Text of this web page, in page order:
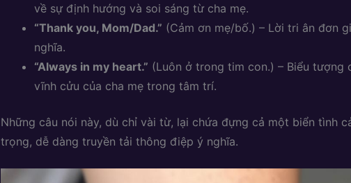
về sự định hướng và soi sáng từ cha mẹ.
“Thank you, Mom/Dad.” (Cảm ơn mẹ/bố.) – Lời tri ân đơn
nghĩa.
“Always in my heart.” (Luôn ở trong tim con.) – Biểu tượng
vĩnh cửu của cha mẹ trong tâm trí.
Những câu nói này, dù chỉ vài từ, lại chứa đựng cả một biển tình
trọng, dễ dàng truyền tải thông điệp ý nghĩa.